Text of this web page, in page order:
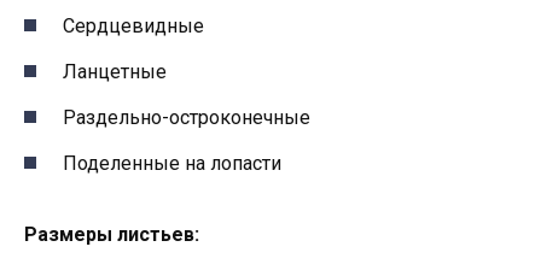
Сердцевидные
Ланцетные
Раздельно-остроконечные
Поделенные на лопасти
Размеры листьев: